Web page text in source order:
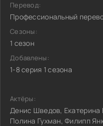
Перевод:
Профессиональный
Сезоны:
1 сезон
Добавлены:
1-8 серия 1 сезона
Актёры:
Денис Шведов,
Полина Гухман, Филипп